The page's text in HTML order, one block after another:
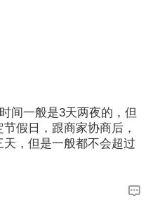
间一般是3天两夜的，但
假日，跟商家协商后，
，但是一般都不会超过
时间，那么会有额外的
家租赁婚纱，但是按着现